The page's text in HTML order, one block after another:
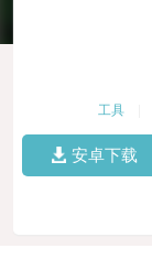
工具
安卓下载